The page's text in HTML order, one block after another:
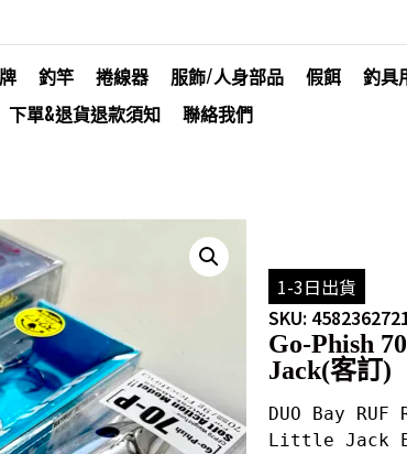
釣竿 捲線器 服飾/人身部品 假餌 釣具
下單&退貨退款須知
聯絡我們
1-3日出貨
SKU:
Go-Phish
Jack(客訂)
DUO Bay RUF
Little Jack